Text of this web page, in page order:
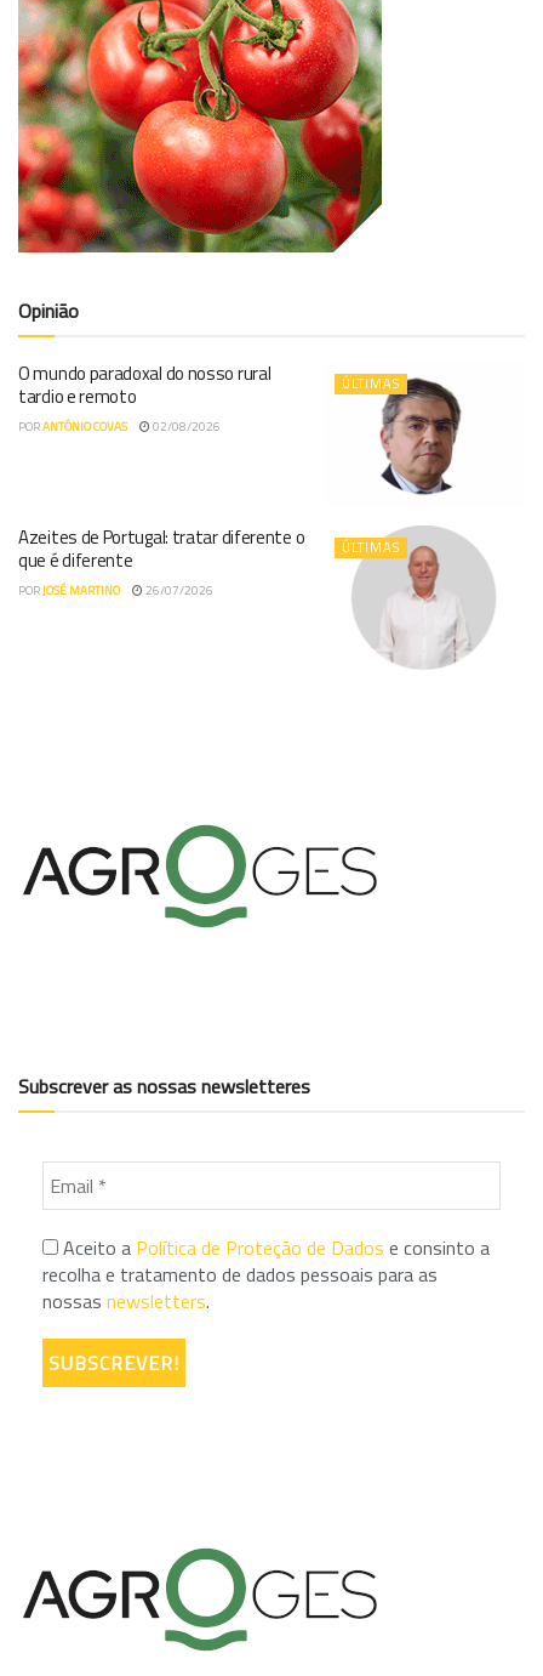
Opinião
ÚLTIMAS
O mundo paradoxal do nosso rural
tardio e remoto
PORANTÓNIO COVAS 02/08/2026
ÚLTIMAS
Azeites de Portugal: tratar diferente o
que é diferente
PORJOSÉ MARTINO 26/07/2026
Subscrever as nossas newsletteres
Aceito a Política de Proteção de Dados e consinto a
recolha e tratamento de dados pessoais para as
nossas newsletters.